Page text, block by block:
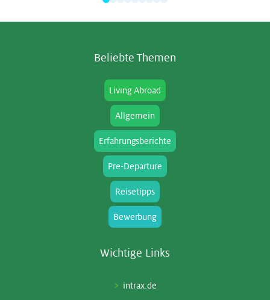
Be­lieb­te The­men
Living Abroad
Allgemein
Erfahrungsberichte
Pre-Departure
Reisetipps
Bewerbung
Wich­ti­ge Links
intrax.de